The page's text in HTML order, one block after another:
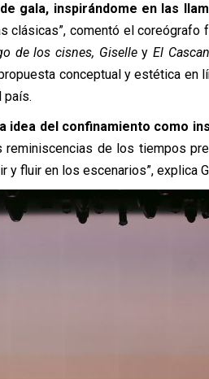
gala, inspirándome en las
clásicas”, comentó el coreógrafo
de los cisnes, Giselley El
conceptual y estética en
país.
idea del confinamiento como
reminiscencias de los tiempos
fluir en los escenarios”, explica